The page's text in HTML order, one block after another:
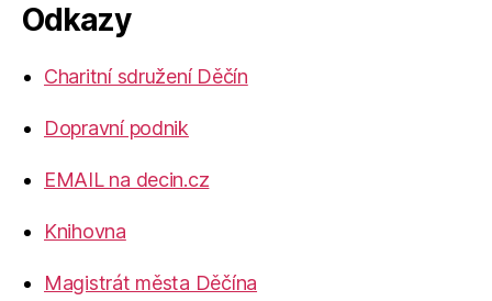
Odkazy
Charitní sdružení Děčín
Dopravní podnik
EMAIL na decin.cz
Knihovna
Magistrát města Děčína